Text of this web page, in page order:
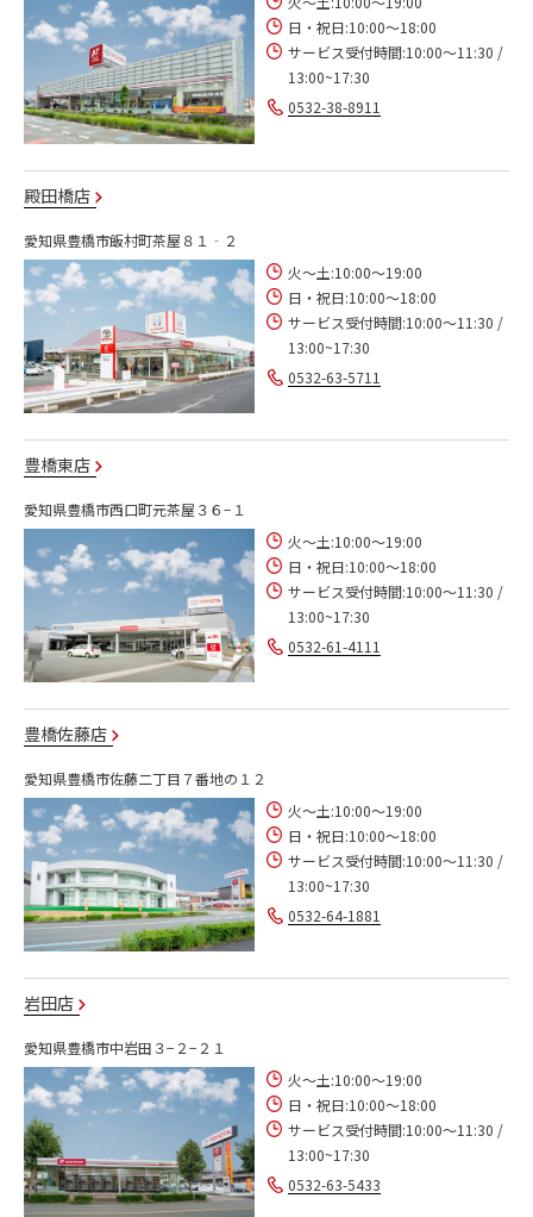
日・祝日:10:00～18:00
サービス受付時間:10:00～11:30 /
13:00~17:30
0532-38-8911
殿田橋店
愛知県豊橋市飯村町茶屋８１‐２
火～土:10:00～19:00
日・祝日:10:00～18:00
サービス受付時間:10:00～11:30 /
13:00~17:30
0532-63-5711
豊橋東店
愛知県豊橋市西口町元茶屋３６−１
火～土:10:00～19:00
日・祝日:10:00～18:00
サービス受付時間:10:00～11:30 /
13:00~17:30
0532-61-4111
豊橋佐藤店
愛知県豊橋市佐藤二丁目７番地の１２
火～土:10:00～19:00
日・祝日:10:00～18:00
サービス受付時間:10:00～11:30 /
13:00~17:30
0532-64-1881
岩田店
愛知県豊橋市中岩田３−２−２１
火～土:10:00～19:00
日・祝日:10:00～18:00
サービス受付時間:10:00～11:30 /
13:00~17:30
0532-63-5433